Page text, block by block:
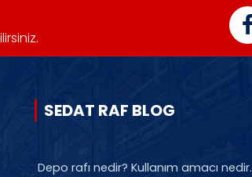
SEDAT RAF BLOG
Depo rafı nedir? Kullanım amacı nedir.